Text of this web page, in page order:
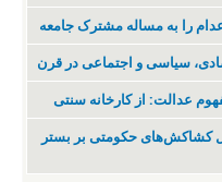
را به مساله مشترک جامعه
سیاسی و اجتماعی در قرن
عدالت: از کارخانه سنتی
کشاکش‌های حکومتی بر بستر